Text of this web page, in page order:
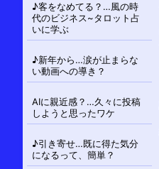
♪客をなめてる？…風の時
代のビジネス~タロット占
いに学ぶ
♪新年から…涙が止まらな
い動画への導き？
AIに親近感？…久々に投稿
しようと思ったワケ
♪引き寄せ…既に得た気分
になるって、簡単？